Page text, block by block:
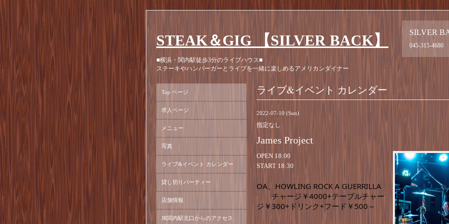
SILVER
045-315-4680
STEAK＆GIG 【SILVER BACK】
■横浜・関内駅徒歩3分のライブハウス■
ステーキやハンバーガーとライブを一緒に楽しめるアメリカンダイナー
ライブ&イベント カレンダー
2022-07-10 (Sun)
指定なし
James Project
OPEN 18:00
START 18:30
OA、HOWLING ROCK A GUERRILLA
チャージ￥4000+テーブルチャー
ジ￥300+ドリンク+フード￥500～
Top ページ
求人ページ
メニュー
写真
ライブ&イベント カレンダー
貸し切りパーティー
店舗情報
JR関内駅北口からのアクセス